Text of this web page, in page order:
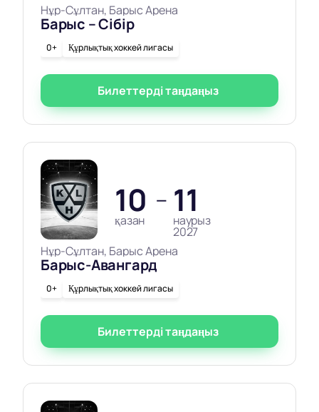
Нұр-Сұлтан, Барыс Арена
Барыс – Сібір
0+ Құрлықтық хоккей лигасы
Билеттерді таңдаңыз
10
қазан
— 11
наурыз
2027
Нұр-Сұлтан, Барыс Арена
Барыс-Авангард
0+ Құрлықтық хоккей лигасы
Билеттерді таңдаңыз